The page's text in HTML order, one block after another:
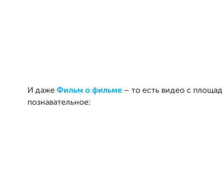
И даже Фильм о фильме – то есть видео с
познавательное: